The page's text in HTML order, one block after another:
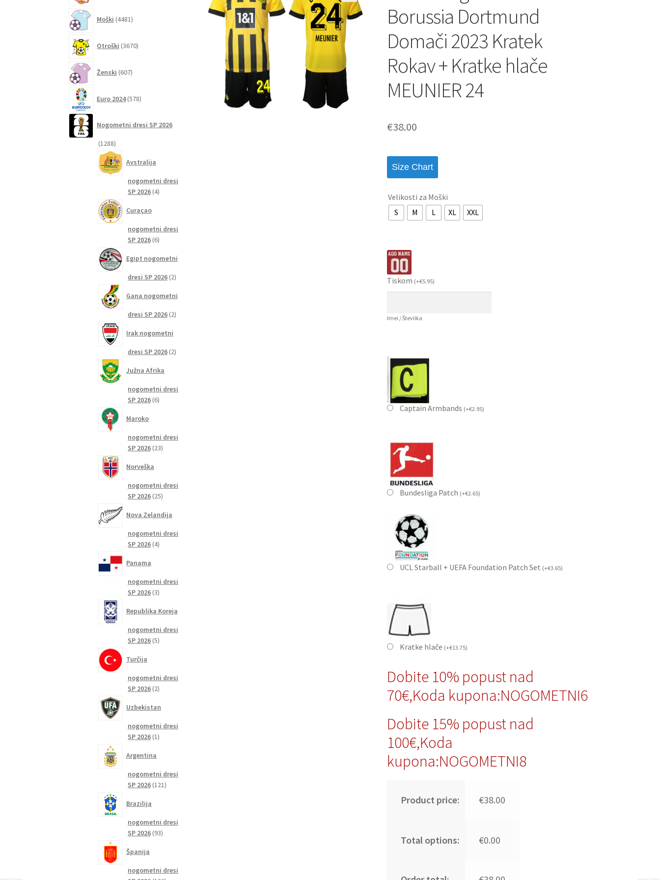
Borussia Dortmund
Domači 2023 Kratek
Rokav + Kratke hlače
MEUNIER 24
€38.00
Size Chart
Velikosti za Moški
S
M L XL XXL
Tiskom (+€5.95)
Imei / Številka
Captain Armbands (+€2.95)
Bundesliga Patch (+€2.65)
UCL Starball + UEFA Foundation Patch Set (+€3.65)
Kratke hlače (+€13.75)
Dobite 10% popust nad
70€,Koda kupona:NOGOMETNI6
Dobite 15% popust nad
100€,Koda
kupona:NOGOMETNI8
Product price: €38.00
Total options: €0.00
Moški 4481izdelkov
Otroški 3670izdelkov
Ženski 607izdelkov
Euro 2024 578izdelkov
Nogometni dresi SP 2026
12881288
izdelkov
Avstralija
nogometni dresi
SP 2026 44
Curaçao
nogometni dresi
SP 2026 66
Egipt nogometni
dresi SP 2026 22
Gana nogometni
dresi SP 2026 22
Irak nogometni
dresi SP 2026 22
Južna Afrika
nogometni dresi
SP 2026 66
Maroko
nogometni dresi
SP 2026 2323
Norveška
nogometni dresi
SP 2026 2525
Nova Zelandija
nogometni dresi
SP 2026 44
Panama
nogometni dresi
SP 2026 33
Republika Koreja
nogometni dresi
SP 2026 55
Turčija
nogometni dresi
SP 2026 22
Uzbekistan
nogometni dresi
SP 2026 11
Argentina
nogometni dresi
SP 2026 121121
Brazilija
nogometni dresi
SP 2026 9393
Španija
nogometni dresi